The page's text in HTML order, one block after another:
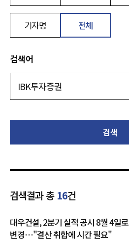
기자명 전체
검색어
검색
검색결과 총 16건
대우건설, 2분기 실적 공시 8월 4일로
변경…"결산 취합에 시간 필요"